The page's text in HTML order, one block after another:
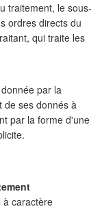
traitement, le sous-
ordres directs du
qui traite les
par la
de ses donnés à
par la forme d'une
à caractère